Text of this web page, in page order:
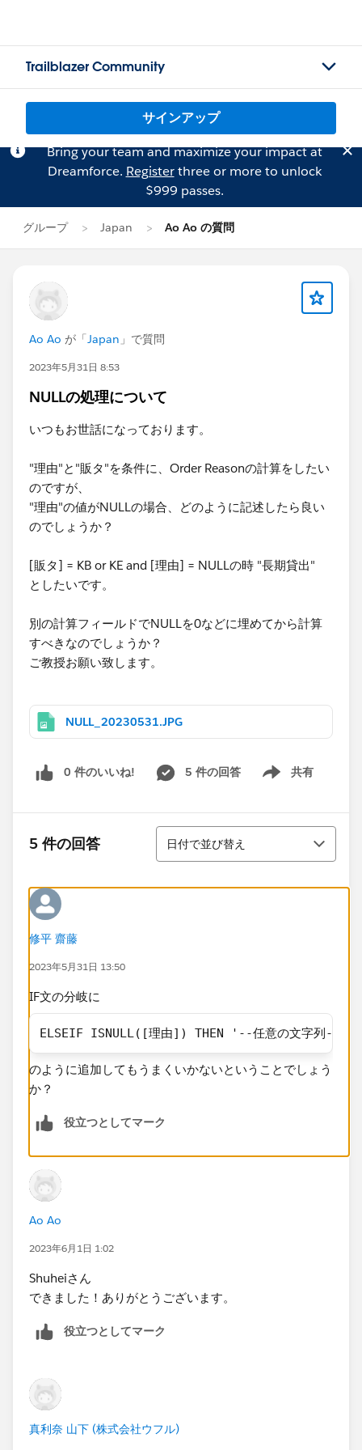
Trailblazer Community
サインアップ
Bring your team and maximize your impact at
Dreamforce. Registerthree or more to unlock
$999 passes.
グループ Japan Ao Ao の質問
Ao Ao が「Japan 」で質問
2023年5月31日 8:53
NULLの処理について
いつもお世話になっております。
"理由"と"販タ"を条件に、Order Reasonの計算をしたい
のですが、​
"理由"の値がNULLの場合、どのように記述したら良い
のでしょうか？
[販タ] = KB or KE and [理由]​ = NULLの時 "長期貸出"
としたいです。
別の計算フィールドでNULLを0などに埋めてから計算
すべきなのでしょうか？
ご教授お願い致します。
NULL_20230531.JPG
0 件のいいね! 5 件の回答 共有
Show menu
5 件の回答
並び替え
日付で並び替え
修平 齋藤
2023年5月31日 13:50
IF文の分岐に
ELSEIF ISNULL([理由]) THEN '--任意の文字列--'
​のように追加してもうまくいかないということでしょう
か？​
役立つとしてマーク
Ao Ao
2023年6月1日 1:02
Shuheiさん
できました！ありがとうございます。​
役立つとしてマーク
真利奈 山下 (株式会社ウフル)